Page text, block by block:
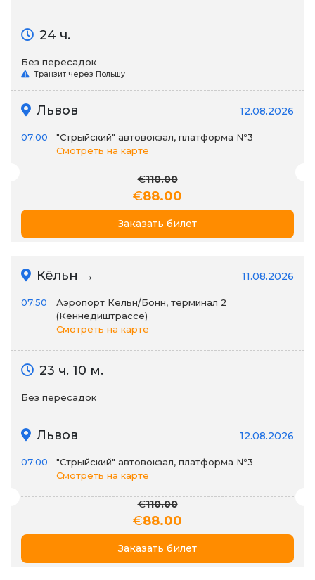
24 ч.
Без пересадок
Транзит через Польшу
Львов 12.08.2026
07:00
"Стрыйский" автовокзал, платформа №3
Смотреть на карте
€110.00
€88.00
Заказать билет
Кёльн → 11.08.2026
07:50
Аэропорт Кельн/Бонн, терминал 2
(Кеннедиштрассе)
Смотреть на карте
23 ч. 10 м.
Без пересадок
Львов 12.08.2026
07:00
"Стрыйский" автовокзал, платформа №3
Смотреть на карте
€110.00
€88.00
Заказать билет